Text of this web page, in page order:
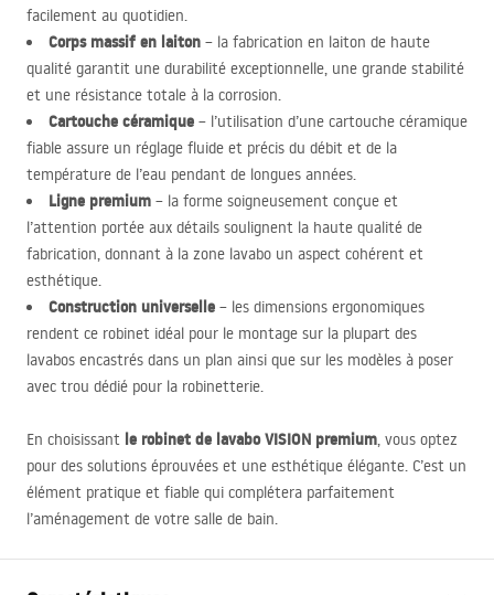
facilement au quotidien.
Corps massif en laiton – la fabrication en laiton de haute
qualité garantit une durabilité exceptionnelle, une grande stabilité
et une résistance totale à la corrosion.
Cartouche céramique – l’utilisation d’une cartouche céramique
fiable assure un réglage fluide et précis du débit et de la
température de l’eau pendant de longues années.
Ligne premium – la forme soigneusement conçue et
l’attention portée aux détails soulignent la haute qualité de
fabrication, donnant à la zone lavabo un aspect cohérent et
esthétique.
Construction universelle – les dimensions ergonomiques
rendent ce robinet idéal pour le montage sur la plupart des
lavabos encastrés dans un plan ainsi que sur les modèles à poser
avec trou dédié pour la robinetterie.
En choisissant le robinet de lavaboVISION premium, vous optez
pour des solutions éprouvées et une esthétique élégante. C’est un
élément pratique et fiable qui complétera parfaitement
l’aménagement de votre salle de bain.